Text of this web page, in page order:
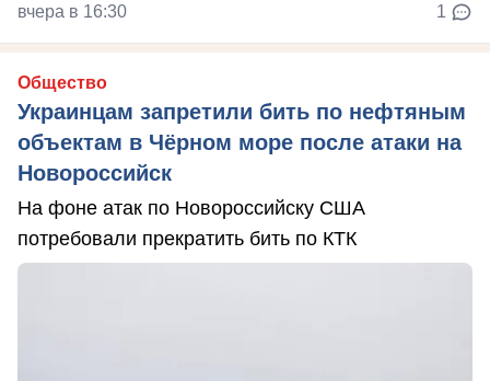
вчера в 16:30 1
Общество
Украинцам запретили бить по нефтяным
объектам в Чёрном море после атаки на
Новороссийск
На фоне атак по Новороссийску США
потребовали прекратить бить по КТК